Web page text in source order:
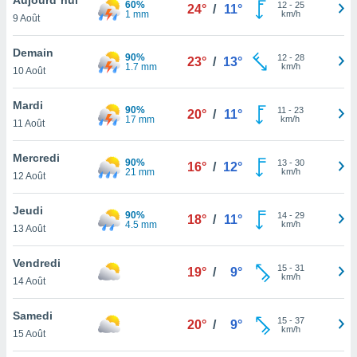
et
»,
au
vous
qu'ils
ou
le
ainsi
un
la
du
9 Août
60%
1 mm
24° / 11° 12- 25
km/h
Demain
10 Août
90%
1.7 mm
23° / 13° 12- 28
km/h
Mardi
11 Août
90%
17 mm
20° / 11° 11 - 23
km/h
Mercredi
12 Août
90%
21 mm
16° / 12° 13- 30
km/h
Jeudi
13 Août
90%
4.5 mm
18° / 11° 14- 29
km/h
Vendredi
14 Août
19° / 9° 15- 31
km/h
Samedi
15 Août
20° / 9° 15- 37
km/h